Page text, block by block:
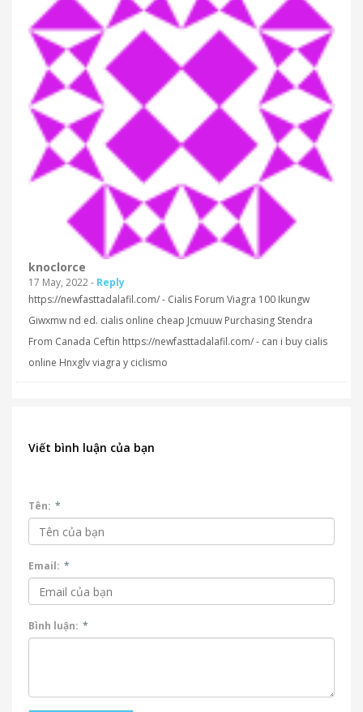
knoclorce
17 May, 2022 - Reply
https://newfasttadalafil.com/ - Cialis Forum Viagra 100 Ikungw
Giwxmw nd ed. cialis online cheap Jcmuuw Purchasing Stendra
From Canada Ceftin https://newfasttadalafil.com/ - can i buy cialis
online Hnxglv viagra y ciclismo
Viết bình luận của bạn
Tên: *
Email: *
Bình luận: *